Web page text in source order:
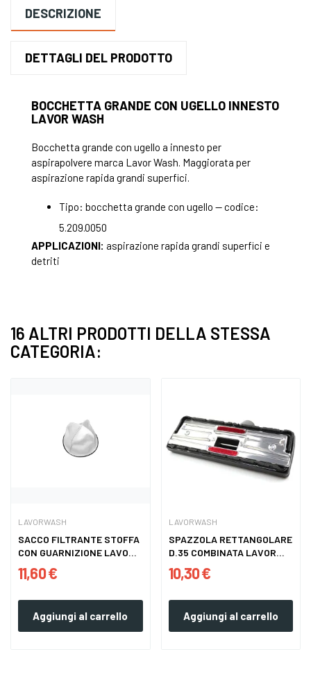
DESCRIZIONE
DETTAGLI DEL PRODOTTO
BOCCHETTA GRANDE CON UGELLO INNESTO
LAVOR WASH
Bocchetta grande con ugello a innesto per
aspirapolvere marca Lavor Wash. Maggiorata per
aspirazione rapida grandi superfici.
Tipo: bocchetta grande con ugello — codice:
5.209.0050
APPLICAZIONI: aspirazione rapida grandi superfici e
detriti
16 ALTRI PRODOTTI DELLA STESSA
CATEGORIA:
LAVORWASH
SACCO FILTRANTE STOFFA
CON GUARNIZIONE LAVOR
WASH
11,60 €
Aggiungi al carrello
LAVORWASH
SPAZZOLA RETTANGOLARE
D.35 COMBINATA LAVOR
WASH
10,30 €
Aggiungi al carrello